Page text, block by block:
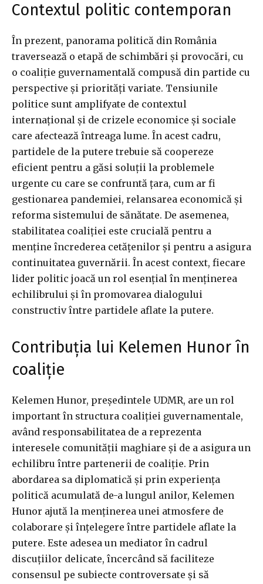
Contextul politic contemporan
În prezent, panorama politică din România
traversează o etapă de schimbări și provocări, cu
o coaliție guvernamentală compusă din partide cu
perspective și priorități variate. Tensiunile
politice sunt amplifyate de contextul
internațional și de crizele economice și sociale
care afectează întreaga lume. În acest cadru,
partidele de la putere trebuie să coopereze
eficient pentru a găsi soluții la problemele
urgente cu care se confruntă țara, cum ar fi
gestionarea pandemiei, relansarea economică și
reforma sistemului de sănătate. De asemenea,
stabilitatea coaliției este crucială pentru a
menține încrederea cetățenilor și pentru a asigura
continuitatea guvernării. În acest context, fiecare
lider politic joacă un rol esențial în menținerea
echilibrului și în promovarea dialogului
constructiv între partidele aflate la putere.
Contribuția lui Kelemen Hunor în
coaliție
Kelemen Hunor, președintele UDMR, are un rol
important în structura coaliției guvernamentale,
având responsabilitatea de a reprezenta
interesele comunității maghiare și de a asigura un
echilibru între partenerii de coaliție. Prin
abordarea sa diplomatică și prin experiența
politică acumulată de-a lungul anilor, Kelemen
Hunor ajută la menținerea unei atmosfere de
colaborare și înțelegere între partidele aflate la
putere. Este adesea un mediator în cadrul
discuțiilor delicate, încercând să faciliteze
consensul pe subiecte controversate și să